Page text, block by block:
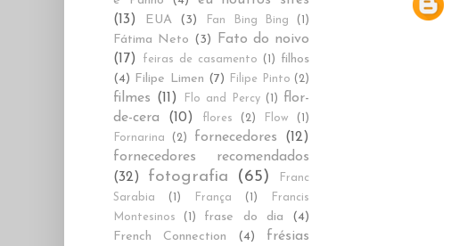
(13)
EUA (3) Fan Bing Bing (1)
Fátima Neto (3)
Fato do noivo
(17)
feiras de casamento (1)
filhos
(4) Filipe Limen (7) Filipe Pinto (2)
filmes (11) Flo and Percy (1)
flor-
de-cera
(10) flores (2) Flow
(1)
Fornarina
(2) fornecedores
(12)
fornecedores recomendados
(32)
fotografia (65)
Franc
Sarabia
(1) França (1)
Francis
Montesinos
(1) frase do dia
(4)
French Connection
(4) frésias